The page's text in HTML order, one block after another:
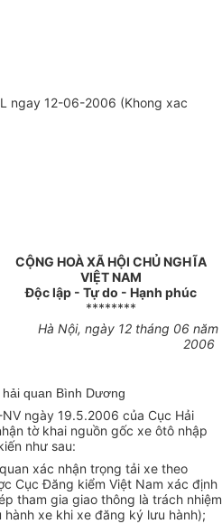
ngay 12-06-2006 (Khong xac
CỘNG HOÀ XÃ HỘI CHỦ NGHĨA
VIỆT NAM
Độc lập - Tự do - Hạnh phúc
********
Hà Nội, ngày 12 tháng 06 năm
2006
hải quan Bình Dương
ngày 19.5.2006 của Cục Hải
tờ khai nguồn gốc xe ôtô nhập
như sau:
xác nhận trọng tải xe theo
Cục Đăng kiểm Việt Nam xác định
tham gia giao thông là trách nhiệm
xe khi xe đăng ký lưu hành);